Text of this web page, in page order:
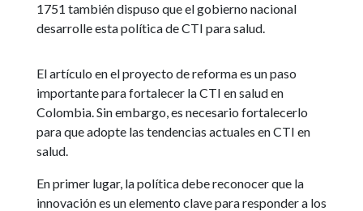
1751 también dispuso que el gobierno nacional
desarrolle esta política de CTI para salud.
El artículo en el proyecto de reforma es un paso
importante para fortalecer la CTI en salud en
Colombia. Sin embargo, es necesario fortalecerlo
para que adopte las tendencias actuales en CTI en
salud.
En primer lugar, la política debe reconocer que la
innovación es un elemento clave para responder a los